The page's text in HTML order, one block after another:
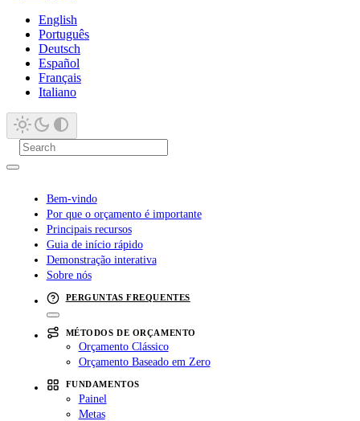
English
Português
Deutsch
Español
Français
Italiano
Bem-vindo
Por que o orçamento é importante
Principais recursos
Guia de início rápido
Demonstração interativa
Sobre nós
PERGUNTAS FREQUENTES
MÉTODOS DE ORÇAMENTO
Orçamento Clássico
Orçamento Baseado em Zero
FUNDAMENTOS
Painel
Metas